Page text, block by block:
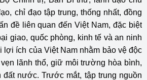
chỉ đạo tập trung, thống nhất, đồng
đề liên quan đến Việt Nam, đặc biệt
giao, quốc phòng, kinh tế và an ninh
lợi ích của Việt Nam nhằm bảo vệ độc
vẹn lãnh thổ, giữ môi trường hòa bình,
đất nước. Trước mắt, tập trung nguồn